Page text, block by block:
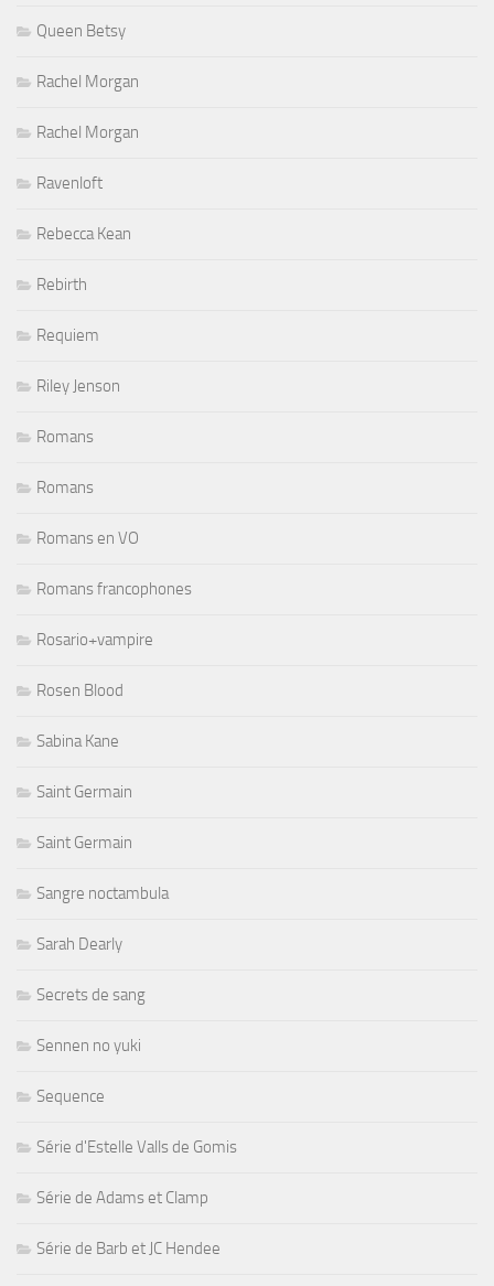
Queen Betsy
Rachel Morgan
Rachel Morgan
Ravenloft
Rebecca Kean
Rebirth
Requiem
Riley Jenson
Romans
Romans
Romans en VO
Romans francophones
Rosario+vampire
Rosen Blood
Sabina Kane
Saint Germain
Saint Germain
Sangre noctambula
Sarah Dearly
Secrets de sang
Sennen no yuki
Sequence
Série d'Estelle Valls de Gomis
Série de Adams et Clamp
Série de Barb et JC Hendee